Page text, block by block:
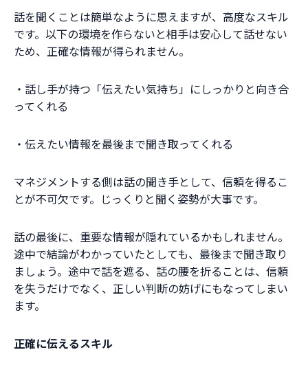
話を聞くことは簡単なように思えますが、高度なスキル
です。以下の環境を作らないと相手は安心して話せない
ため、正確な情報が得られません。
・話し手が持つ「伝えたい気持ち」にしっかりと向き合
ってくれる
・伝えたい情報を最後まで聞き取ってくれる
マネジメントする側は話の聞き手として、信頼を得るこ
とが不可欠です。じっくりと聞く姿勢が大事です。
話の最後に、重要な情報が隠れているかもしれません。
途中で結論がわかっていたとしても、最後まで聞き取り
ましょう。途中で話を遮る、話の腰を折ることは、信頼
を失うだけでなく、正しい判断の妨げにもなってしまい
ます。
正確に伝えるスキル